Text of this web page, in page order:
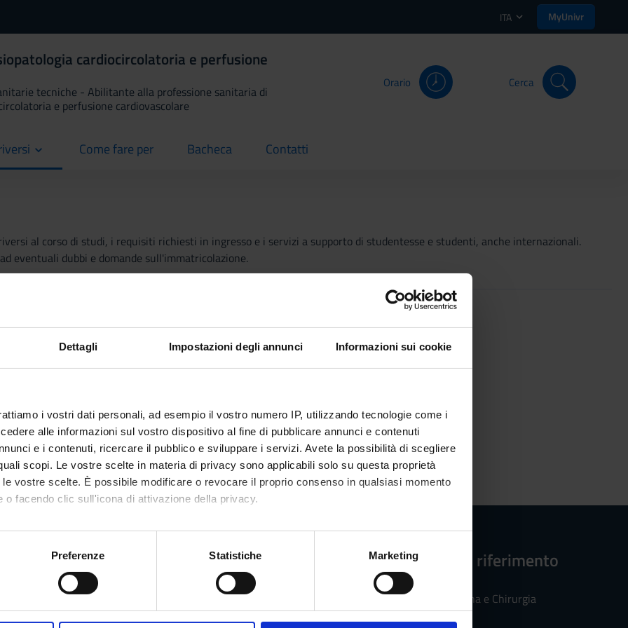
Dettagli Impostazioni degli annunci Informazioni sui cookie
i vostri dati personali, ad esempio il vostro numero IP, utilizzando tecnologie come i
alle informazioni sul vostro dispositivo al fine di pubblicare annunci e contenuti
e i contenuti, ricercare il pubblico e sviluppare i servizi. Avete la possibilità di scegliere
scopi. Le vostre scelte in materia di privacy sono applicabili solo su questa proprietà
vostre scelte. È possibile modificare o revocare il proprio consenso in qualsiasi momento
o facendo clic sull'icona di attivazione della privacy.
anche:
sulla tua posizione geografica, con un'approssimazione di qualche metro,
in qualsiasi momento dalla Dichiarazione sui cookie.
Preferenze Statistiche Marketing
ITA MyUnivr
cardiocircolatoria e perfusione
tecniche - Abilitante alla professione sanitaria di
e perfusione cardiovascolare
Orario Cerca
Come fare per
current Bacheca
current Contatti
current
al corso di studi, i requisiti richiesti in ingresso e i servizi a supporto di studentesse e studenti, anche internazionali.
eventuali dubbi e domande sull'immatricolazione.
conoscenze di base
Servizi e Faq
Futuri studenti
Strutture di riferimento
Facoltà di Medicina e Chirurgia